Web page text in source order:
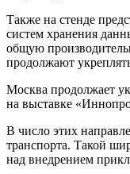
Также на стенде
систем хранения
общую
продолжают
Москва продолжает
на выставке
В число этих
транспорта. Такой
над внедрением